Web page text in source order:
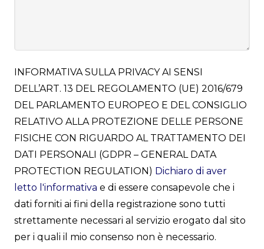
INFORMATIVA SULLA PRIVACY AI SENSI
DELL’ART. 13 DEL REGOLAMENTO (UE) 2016/679
DEL PARLAMENTO EUROPEO E DEL CONSIGLIO
RELATIVO ALLA PROTEZIONE DELLE PERSONE
FISICHE CON RIGUARDO AL TRATTAMENTO DEI
DATI PERSONALI (GDPR – GENERAL DATA
PROTECTION REGULATION) Dichiaro di aver
letto l'informativa e di essere consapevole che i
dati forniti ai fini della registrazione sono tutti
strettamente necessari al servizio erogato dal sito
per i quali il mio consenso non è necessario.